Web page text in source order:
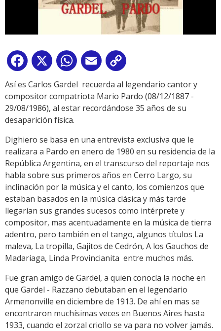
Facebook
X WhatsApp
Email
Link
Así es Carlos Gardel recuerda al legendario cantor y
compositor compatriota Mario Pardo (08/12/1887 -
29/08/1986), al estar recordándose 35 años de su
desaparición física.
Dighiero se basa en una entrevista exclusiva que le
realizara a Pardo en enero de 1980 en su residencia de la
República Argentina, en el transcurso del reportaje nos
habla sobre sus primeros años en Cerro Largo, su
inclinación por la música y el canto, los comienzos que
estaban basados en la música clásica y más tarde
llegarían sus grandes sucesos como intérprete y
compositor, mas acentuadamente en la música de tierra
adentro, pero también en el tango, algunos títulos La
maleva, La tropilla, Gajitos de Cedrón, A los Gauchos de
Madariaga, Linda Provincianita entre muchos más.
Fue gran amigo de Gardel, a quien conocía la noche en
que Gardel - Razzano debutaban en el legendario
Armenonville en diciembre de 1913. De ahí en mas se
encontraron muchísimas veces en Buenos Aires hasta
1933, cuando el zorzal criollo se va para no volver jamás.